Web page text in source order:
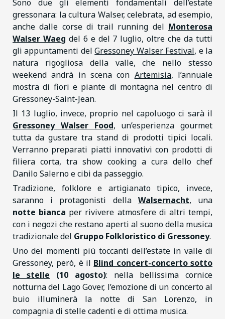
Sono due gli elementi fondamentali dell’estate
gressonara: la cultura Walser, celebrata, ad esempio,
anche dalle corse di trail running del Monterosa
Walser Waeg del 6 e del 7 luglio, oltre che da tutti
gli appuntamenti delGressoney Walser Festival, e la
natura rigogliosa della valle, che nello stesso
weekend andrà in scena con Artemisia, l’annuale
mostra di fiori e piante di montagna nel centro di
Gressoney-Saint-Jean.
Il 13 luglio, invece, proprio nel capoluogo ci sarà il
Gressoney Walser Food, un’esperienza gourmet
tutta da gustare tra stand di prodotti tipici locali.
Verranno preparati piatti innovativi con prodotti di
filiera corta, tra show cooking a cura dello chef
Danilo Salerno e cibi da passeggio.
Tradizione, folklore e artigianato tipico, invece,
saranno i protagonisti della Walsernacht, una
notte bianca per rivivere atmosfere di altri tempi,
con i negozi che restano aperti al suono della musica
tradizionale del Gruppo Folkloristico di Gressoney.
Uno dei momenti più toccanti dell’estate in valle di
Gressoney, però, è il Blind concert-concerto sotto
le stelle (10 agosto): nella bellissima cornice
notturna del Lago Gover, l’emozione di un concerto al
buio illuminerà la notte di San Lorenzo, in
compagnia di stelle cadenti e di ottima musica.